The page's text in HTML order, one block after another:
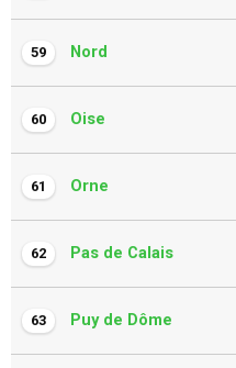
59 Nord
60 Oise
61 Orne
62 Pas de Calais
63 Puy de Dôme